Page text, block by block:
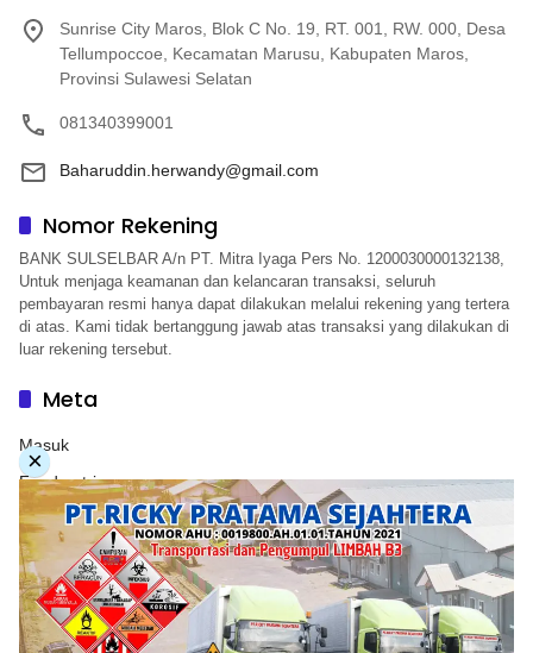
Sunrise City Maros, Blok C No. 19, RT. 001, RW. 000, Desa
Tellumpoccoe, Kecamatan Marusu, Kabupaten Maros,
Provinsi Sulawesi Selatan
081340399001
Baharuddin.herwandy@gmail.com
Nomor Rekening
BANK SULSELBAR A/n PT. Mitra Iyaga Pers No. 1200030000132138,
Untuk menjaga keamanan dan kelancaran transaksi, seluruh
pembayaran resmi hanya dapat dilakukan melalui rekening yang tertera
di atas. Kami tidak bertanggung jawab atas transaksi yang dilakukan di
luar rekening tersebut.
Meta
Masuk
Feed entri
Feed komentar
WordPress.org
×